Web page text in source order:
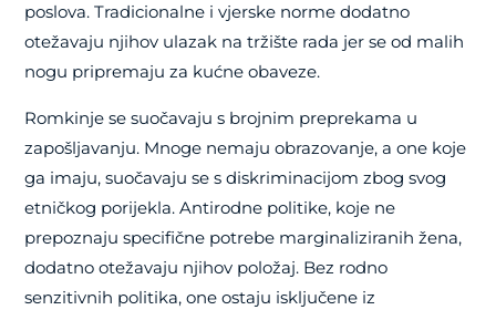
poslova. Tradicionalne i vjerske norme dodatno
otežavaju njihov ulazak na tržište rada jer se od malih
nogu pripremaju za kućne obaveze.
Romkinje se suočavaju s brojnim preprekama u
zapošljavanju. Mnoge nemaju obrazovanje, a one koje
ga imaju, suočavaju se s diskriminacijom zbog svog
etničkog porijekla. Antirodne politike, koje ne
prepoznaju specifične potrebe marginaliziranih žena,
dodatno otežavaju njihov položaj. Bez rodno
senzitivnih politika, one ostaju isključene iz